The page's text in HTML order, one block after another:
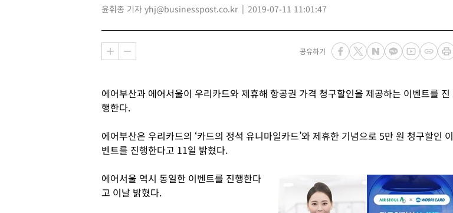
윤휘종 기자 yhj@businesspost.co.kr 2019-07-11 11:01:47
공유하기
에어부산과 에어서울이 우리카드와 제휴해 항공권 가격 청구할인을 제공하는 이벤트를 진
행한다.
에어부산은 우리카드의 ‘카드의 정석 유니마일카드’와 제휴한 기념으로 5만 원 청구할인 이
벤트를 진행한다고 11일 밝혔다.
에어서울 역시 동일한 이벤트를 진행한다
고 이날 밝혔다.